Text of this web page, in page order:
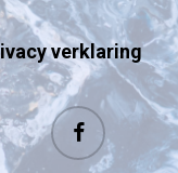
verklaring
facebook